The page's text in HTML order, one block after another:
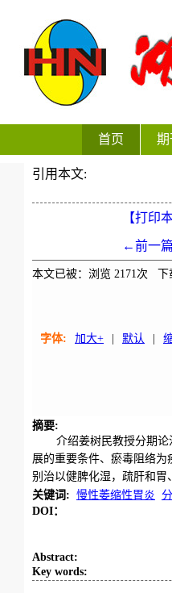
首页 期
引用本文:
【打印
←前一篇
本文已被：浏览 2171次 下
字体:
加大+ 默认
摘要:
介绍姜树民教授分期
展的重要条件、瘀毒阻络为
别治以健脾化湿，疏肝和
关键词 : 慢性萎缩性胃炎
DOI：
Abstract:
Key words: